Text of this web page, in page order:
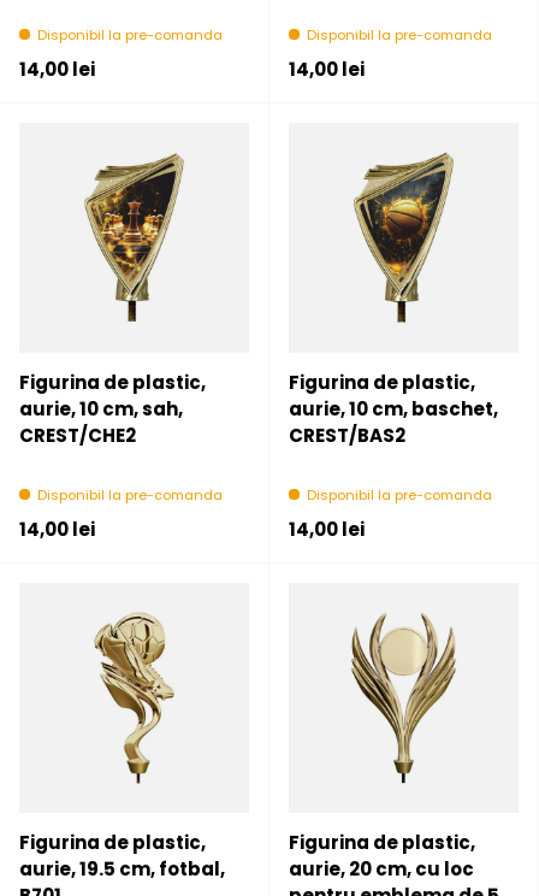
Disponibil la pre-comanda
Pret initial
14,00 lei
Disponibil la pre-comanda
Pret initial
14,00 lei
Figurina de plastic,
aurie, 10 cm, sah,
CREST/CHE2
Disponibil la pre-comanda
Pret initial
14,00 lei
Figurina de plastic,
aurie, 10 cm, baschet,
CREST/BAS2
Disponibil la pre-comanda
Pret initial
14,00 lei
Figurina de plastic,
aurie, 19.5 cm, fotbal,
Figurina de plastic,
aurie, 20 cm, cu loc